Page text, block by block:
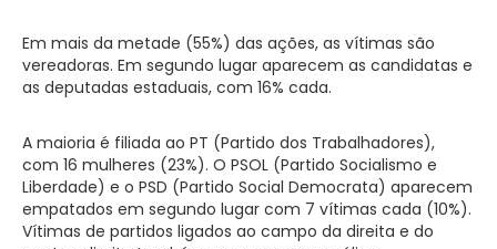
Em mais da metade (55%) das ações, as vítimas são
vereadoras. Em segundo lugar aparecem as candidatas e
as deputadas estaduais, com 16% cada.
A maioria é filiada ao PT (Partido dos Trabalhadores),
com 16 mulheres (23%). O PSOL (Partido Socialismo e
Liberdade) e o PSD (Partido Social Democrata) aparecem
empatados em segundo lugar com 7 vítimas cada (10%).
Vítimas de partidos ligados ao campo da direita e do